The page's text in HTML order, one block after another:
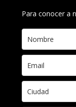
Para conocer a